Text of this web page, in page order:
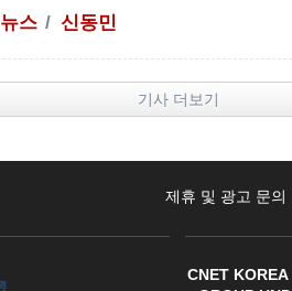
뉴스
신동민
기사 더보기
제휴 및 광고 문의
CNET